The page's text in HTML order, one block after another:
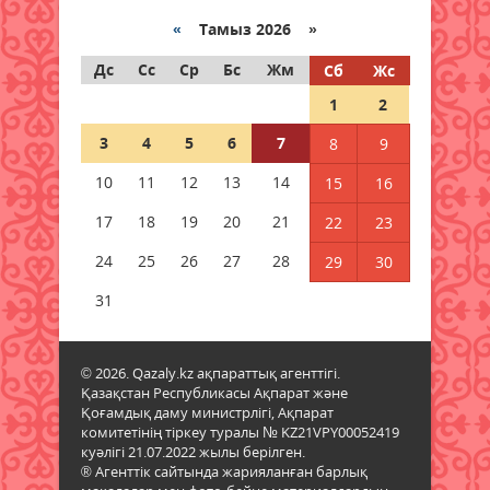
07 тамыз 2026 ж. 59
+41 градус: Қазақстанда жаңа
07 тамыз 2026 ж.
5547 әскери бөлімінде «Алғашқы
Қаржылық сауаттылықты
07 тамыз 2026 ж.
Ауыл шаруашылығы – өңір
экономикасының негізгі тірегі
07 тамыз 2026 ж. 68
« Тамыз 2026 »
Дс
Сс Ср Бс Жм Сб
Жс
1
2
3
4 5 6 7 8
9
10
11 12 13 14 15
16
17
18 19 20 21 22
23
24
25 26 27 28 29
30
31
© 2026. Qazaly.kz ақпараттық агенттігі.
Қазақстан Республикасы Ақпарат және
Қоғамдық даму министрлігі, Ақпарат
комитетінің тіркеу туралы № KZ21VPY00052419
куәлігі 21.07.2022 жылы берілген.
® Агенттік сайтында жарияланған барлық